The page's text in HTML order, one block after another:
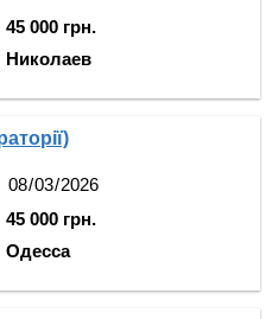
45 000 грн.
Николаев
45 000 грн.
Одесса